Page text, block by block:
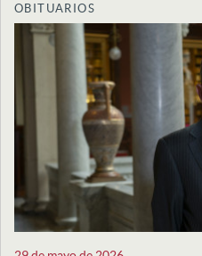
OBITUARIOS